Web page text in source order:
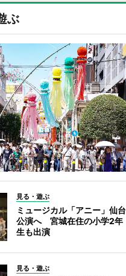
ぶ
見る・遊ぶ
ミュージカル「アニー」仙台
公演へ 宮城在住の小学2年
生も出演
見る・遊ぶ